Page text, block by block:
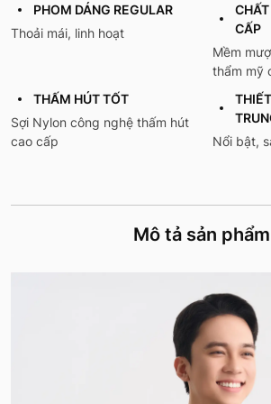
PHOM DÁNG REGULAR
Thoải mái, linh hoạt
CẤP
Mềm
thẩm mỹ
THẤM HÚT TỐT
Sợi Nylon công nghệ thấm hút
cao cấp
Nổi bật,
Mô tả sản phẩm